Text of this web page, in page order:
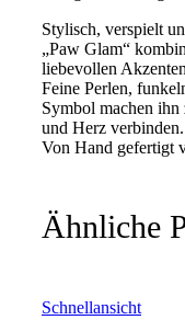
Stylisch, verspielt
„Paw Glam“
liebevollen
Feine Perlen,
Symbol machen
und Herz verbinden.
Von Hand gefertigt
Ähnliche
Schnellansicht